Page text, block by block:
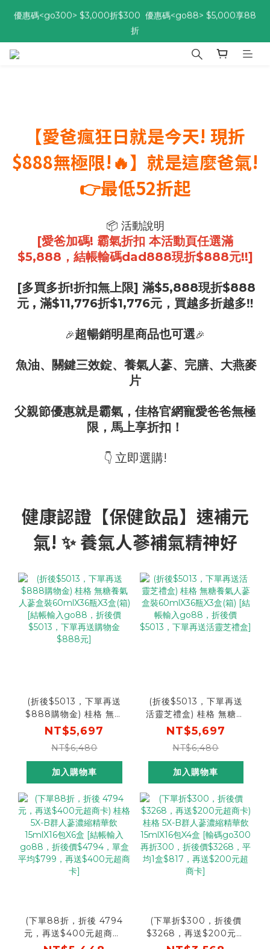
優惠碼<go300> $3,000折$300  優惠碼<go88> $5,000享88
折
優惠碼<go300> $3,000折$300  優惠碼<go88> $5,000享88
折
[自由配每期都85折!] 免綁約! 選擇多、任搭任選，立即了解活動>>
【愛爸瘋狂日就是今天! 現折
$888無極限!🔥】就是這麼爸氣!
👉最低52折起
📦 活動說明
[愛爸加碼! 霸氣折扣 本活動頁任選滿
$5,888，結帳輸碼dad888現折$888元!!]
[多買多折!折扣無上限] 滿$5,888現折$888
元 , 滿$11,776折$1,776元，買越多折越多‼️
🎉超暢銷明星商品也可選🎉
魚油、關鍵三效錠、養氣人蔘、完膳、大燕麥
片
父親節優惠就是霸氣，佳格官網寵愛爸爸無極
限，馬上享折扣！
👇 立即選購!
健康認證【保健飲品】速補元
氣! ✨ 養氣人蔘補氣精神好
(折後$5013，下單再送
$888購物金) 桂格 無糖
養氣人蔘盒裝60mlX36
瓶X3盒(箱) [結帳輸入
go88，折後價$5013，
下單再送購物金$888元]
NT$5,697
NT$6,480
加入購物車
(折後$5013，下單再送
活靈芝禮盒) 桂格 無糖養
氣人蔘盒裝60mlX36瓶
X3盒(箱) [結帳輸入
go88，折後價$5013，
下單再送活靈芝禮盒]
NT$5,697
NT$6,480
加入購物車
(下單88折，折後 4794
元，再送$400元超商卡)
桂格 5X-B群人蔘濃縮精
(下單折$300，折後價
$3268，再送$200元超
商卡) 桂格 5X-B群人蔘